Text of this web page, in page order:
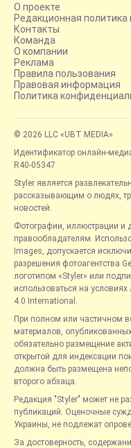
О проекте
Редакционная политика
Контакты
Команда
О компании
Реклама
Правила пользования
Правовая информация
Политика
© 2026 LLC «UBT MEDIA»
Идентификатор онлайн-
R40-05347
Styler является
рассказывающим о людях,
новостей.
Фотографии, иллюстрации и
правообладателям.
Images, допускается
разрешения фотоагентства
логотипом «Styler» или
использоваться на
4.0 International.
При полном или частичном
материалов,
обязательно размещение
открытой для индексации
должна быть размещена
второго абзаца.
Редакция "Styler" может не
публикаций. Оценочные
Украины, не подлежат
За достоверность,